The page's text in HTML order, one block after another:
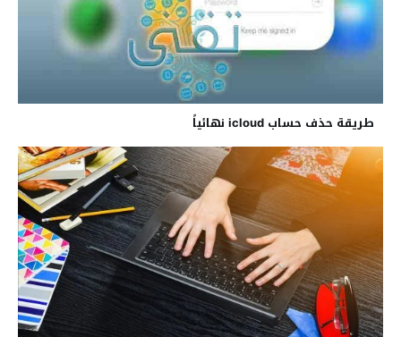
طريقة حذف حساب icloud نهائياً